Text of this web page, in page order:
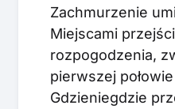
Zachmurzenie
Miejscami
rozpogodzenia,
pierwszej
Gdzieniegdzie